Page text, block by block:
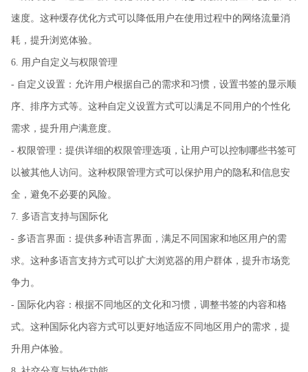
速度。这种缓存优化方式可以降低用户在使用过程中的网络流量消
耗，提升浏览体验。
6. 用户自定义与权限管理
- 自定义设置：允许用户根据自己的需求和习惯，设置书签的显示顺
序、排序方式等。这种自定义设置方式可以满足不同用户的个性化
需求，提升用户满意度。
- 权限管理：提供详细的权限管理选项，让用户可以控制哪些书签可
以被其他人访问。这种权限管理方式可以保护用户的隐私和信息安
全，避免不必要的风险。
7. 多语言支持与国际化
- 多语言界面：提供多种语言界面，满足不同国家和地区用户的需
求。这种多语言支持方式可以扩大浏览器的用户群体，提升市场竞
争力。
- 国际化内容：根据不同地区的文化和习惯，调整书签的内容和格
式。这种国际化内容方式可以更好地适应不同地区用户的需求，提
升用户体验。